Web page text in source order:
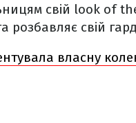
свій look of
розбавляє свій
власну